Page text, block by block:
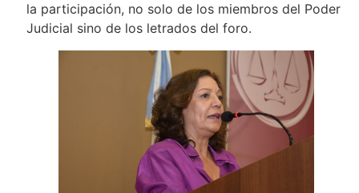
la participación, no solo de los miembros del Poder
Judicial sino de los letrados del foro.